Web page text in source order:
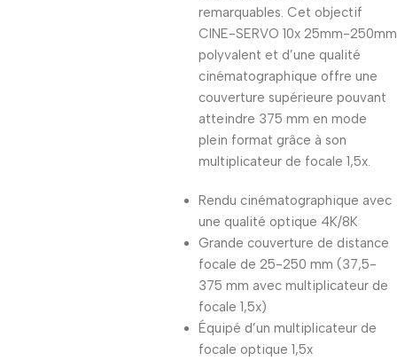
remarquables. Cet objectif
CINE-SERVO 10x 25mm-250mm
polyvalent et d’une qualité
cinématographique offre une
couverture supérieure pouvant
atteindre 375 mm en mode
plein format grâce à son
multiplicateur de focale 1,5x.
Rendu cinématographique avec
une qualité optique 4K/8K
Grande couverture de distance
focale de 25-250 mm (37,5-
375 mm avec multiplicateur de
focale 1,5x)
Équipé d’un multiplicateur de
focale optique 1,5x